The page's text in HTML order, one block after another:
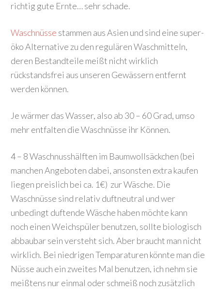
richtig gute Ernte… sehr schade.
Waschnüsse stammen aus Asien und sind eine super-
öko Alternative zu den regulären Waschmitteln,
deren Bestandteile meißt nicht wirklich
rückstandsfrei aus unseren Gewässern entfernt
werden können.
Je wärmer das Wasser, also ab 30 – 60 Grad, umso
mehr entfalten die Waschnüsse ihr Können.
4 – 8 Waschnusshälften im Baumwollsäckchen (bei
manchen Angeboten dabei, ansonsten extra kaufen
liegen preislich bei ca. 1€) zur Wäsche. Die
Waschnüsse sind relativ duftneutral und wer
unbedingt duftende Wäsche haben möchte kann
noch einen Weichspüler benutzen, sollte biologisch
abbaubar sein versteht sich. Aber braucht man nicht
wirklich. Bei niedrigen Temparaturen könnte man die
Nüsse auch ein zweites Mal benutzen, ich nehm sie
meißtens nur einmal oder schmeiß noch zusätzlich